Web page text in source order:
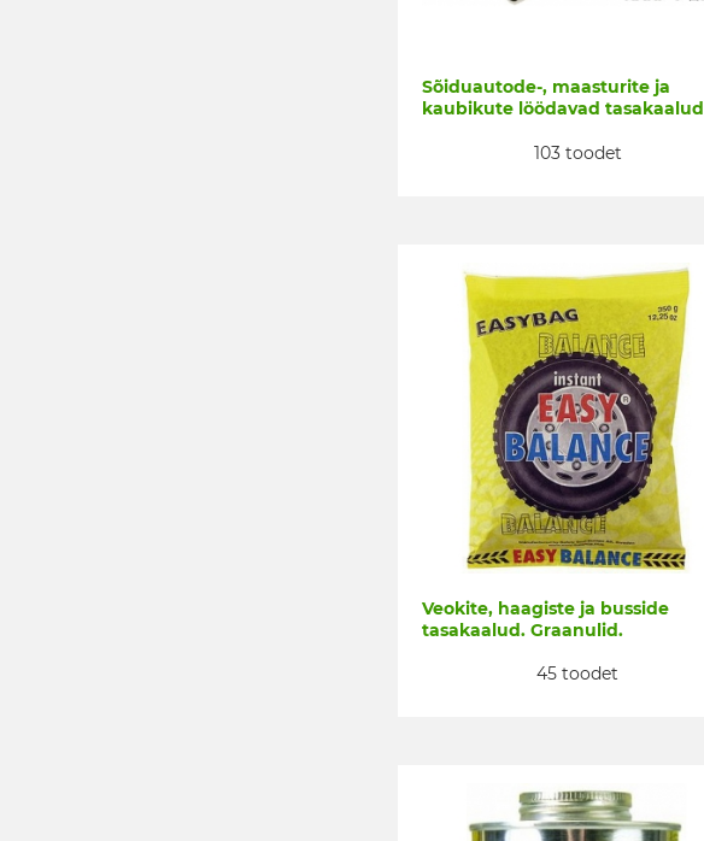
Sõiduautode-, maasturite ja
kaubikute löödavad tasakaalud
103 toodet
Veokite, haagiste ja busside
tasakaalud. Graanulid.
45 toodet